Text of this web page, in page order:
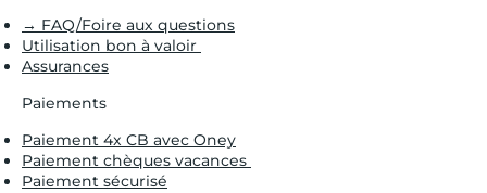
→ FAQ/Foire aux questions
Utilisation bon à valoir
Assurances
Paiements
Paiement 4x CB avec Oney
Paiement chèques vacances
Paiement sécurisé